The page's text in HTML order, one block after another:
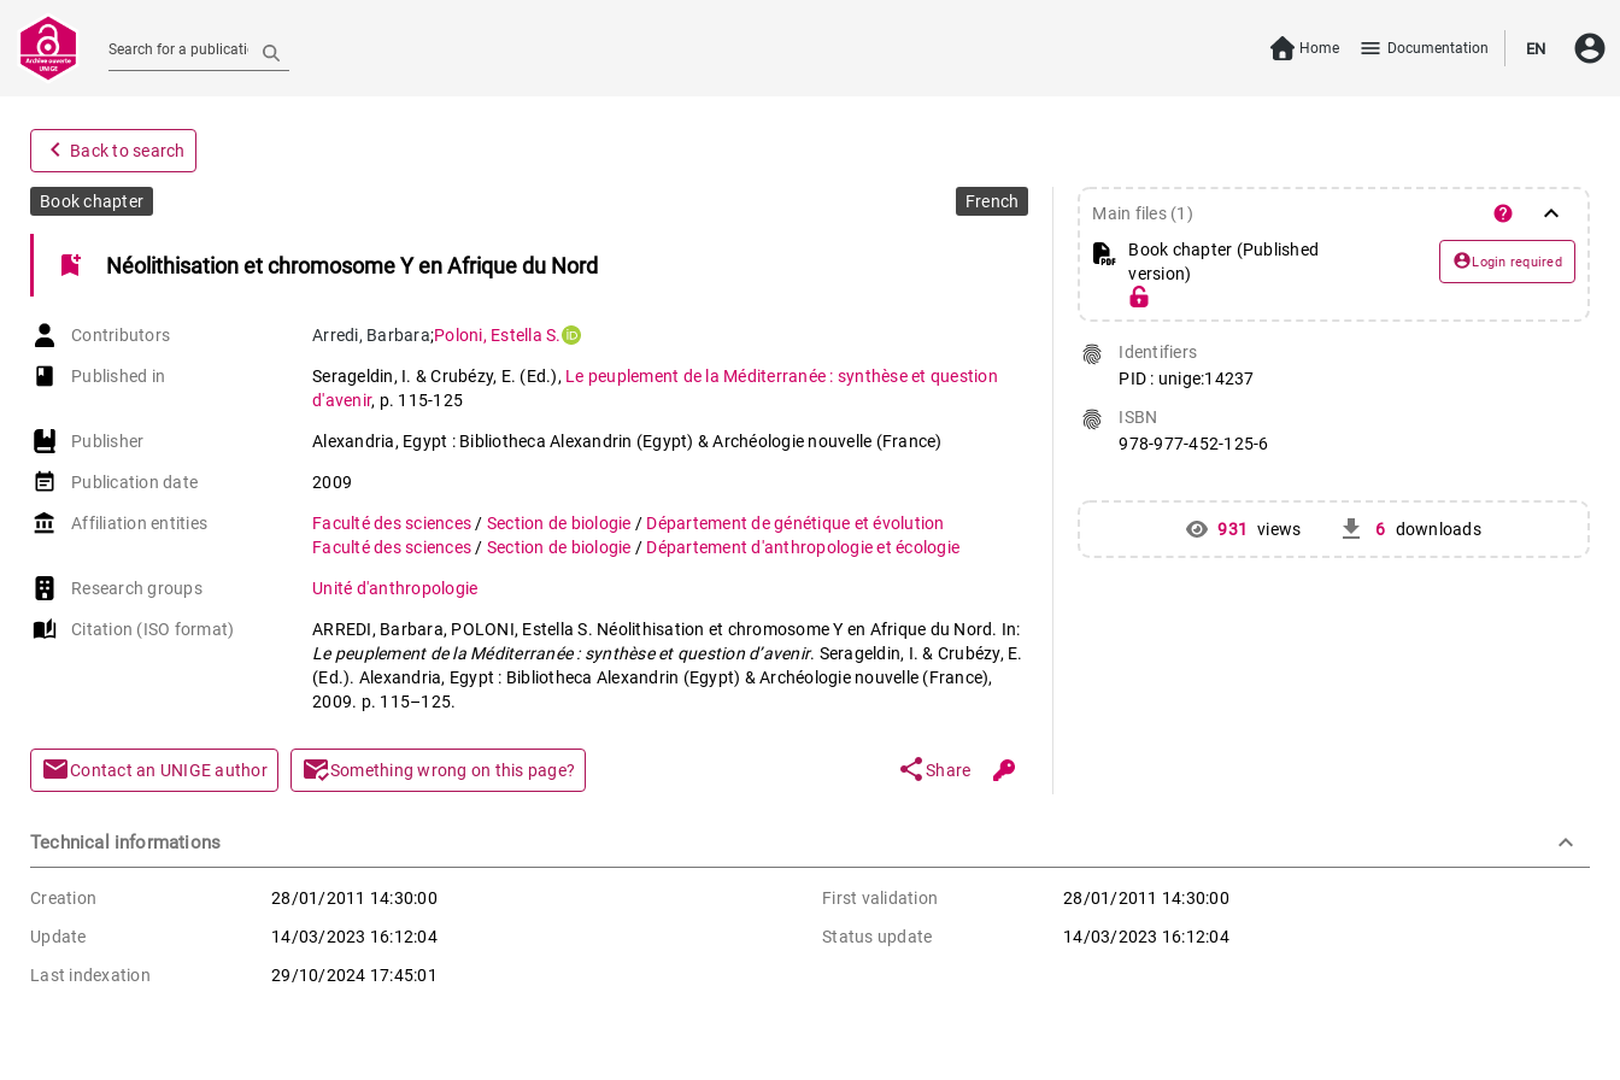
Search for a publication Home menu Documentation EN account_circle
navigate_before Back to search
Book chapter French
bookmark_add Néolithisation et chromosome Y en Afrique du Nord
Contributors Arredi, Barbara;Poloni, Estella S.
book-open
Published in Serageldin, I. & Crubézy, E. (Ed.), Le peuplement de la Méditerranée : synthèse et question
d'avenir, p. 115-125
Publisher Alexandria, Egypt : Bibliotheca Alexandrin (Egypt) & Archéologie nouvelle (France)
event_note Publication date 2009
account_balance Affiliation entities Faculté des sciences / Section de biologie / Département de génétique et évolution
Faculté des sciences / Section de biologie / Département d'anthropologie et écologie
Research groups Unité d'anthropologie
auto_stories Citation (ISO format)
ARREDI, Barbara, POLONI, Estella S. Néolithisation et chromosome Y en Afrique du Nord. In:
Le peuplement de la Méditerranée : synthèse et question d’avenir. Serageldin, I. & Crubézy, E.
(Ed.). Alexandria, Egypt : Bibliotheca Alexandrin (Egypt) & Archéologie nouvelle (France),
2009. p. 115–125.
mailContact an UNIGE author mark_email_readSomething wrong on this page? shareShare
Main files (1) help keyboard_arrow_down
Book chapter (Published
version)
account_circleLogin required
fingerprint
Identifiers
PID : unige:14237
fingerprint
ISBN
978-977-452-125-6
931 views get_app 6 downloads
Technical informations keyboard_arrow_down
Creation 28/01/2011 14:30:00 First validation
28/01/2011 14:30:00
Update
14/03/2023 16:12:04 Status update
14/03/2023 16:12:04
Last indexation
29/10/2024 17:45:01